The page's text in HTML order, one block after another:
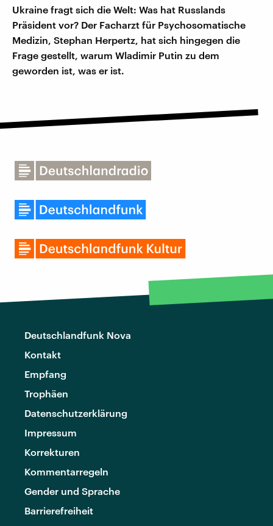
Ukraine fragt sich die Welt: Was hat Russlands
Präsident vor? Der Facharzt für Psychosomatische
Medizin, Stephan Herpertz, hat sich hingegen die
Frage gestellt, warum Wladimir Putin zu dem
geworden ist, was er ist.
Deutschlandfunk Nova
Kontakt
Empfang
Trophäen
Datenschutzerklärung
Impressum
Korrekturen
Kommentarregeln
Gender und Sprache
Barrierefreiheit